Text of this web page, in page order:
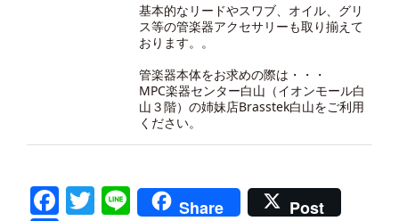
基本的なリードやスワブ、オイル、グリ
ス等の管楽器アクセサリーも取り揃えて
おります。。
管楽器本体をお求めの際は・・・
MPC楽器センター白山（イオンモール白
山３階）の姉妹店Brasstek白山をご利用
ください。
Facebook
Twitter
LineShare Post